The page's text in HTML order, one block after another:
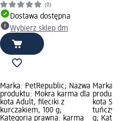
(0)
Dostawa dostępna
Wybierz sklep dm
Marka: PetRepublic; Nazwa
produktu: Mokra karma dla
kota Adult, fileciki z
kurczakiem, 100 g;
Kategoria prawna: karma
Marka:
kota
g;